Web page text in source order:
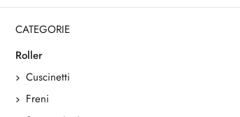
Home Roller
CATEGORIE
Roller
Cuscinetti
Freni